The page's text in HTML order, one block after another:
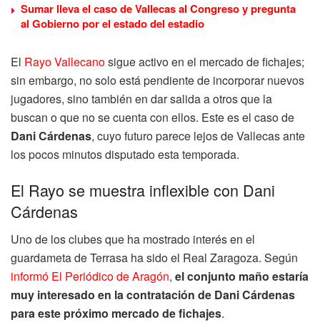
Sumar lleva el caso de Vallecas al Congreso y pregunta
al Gobierno por el estado del estadio
El Rayo Vallecanosigue activo en el mercado de fichajes;
sin embargo, no solo está pendiente de incorporar nuevos
jugadores, sino también en dar salida a otros que la
buscan o que no se cuenta con ellos. Este es el caso de
Dani Cárdenas, cuyo futuro parece lejos de Vallecas ante
los pocos minutos disputado esta temporada.
El Rayo se muestra inflexible con Dani
Cárdenas
Uno de los clubes que ha mostrado interés en el
guardameta de Terrasa ha sido el Real Zaragoza. Según
informó El Periódico de Aragón, el conjunto maño estaría
muy interesado en la contratación de Dani Cárdenas
para este próximo mercado de fichajes.